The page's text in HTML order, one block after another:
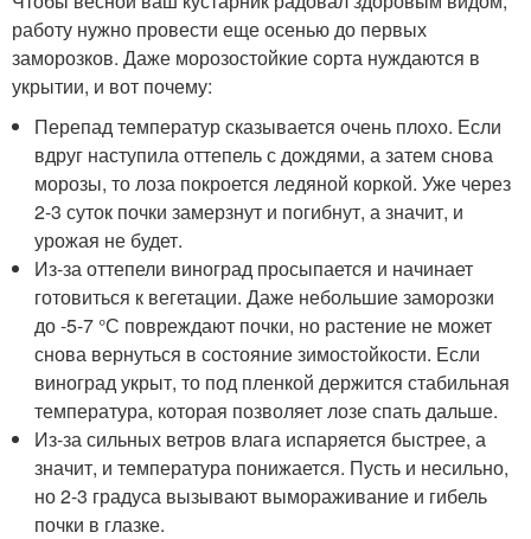
работу нужно провести еще осенью до первых
заморозков. Даже морозостойкие сорта нуждаются в
укрытии, и вот почему:
Перепад температур сказывается очень плохо. Если
вдруг наступила оттепель с дождями, а затем снова
морозы, то лоза покроется ледяной коркой. Уже через
2-3 суток почки замерзнут и погибнут, а значит, и
урожая не будет.
Из-за оттепели виноград просыпается и начинает
готовиться к вегетации. Даже небольшие заморозки
до -5-7 °С повреждают почки, но растение не может
снова вернуться в состояние зимостойкости. Если
виноград укрыт, то под пленкой держится стабильная
температура, которая позволяет лозе спать дальше.
Из-за сильных ветров влага испаряется быстрее, а
значит, и температура понижается. Пусть и несильно,
но 2-3 градуса вызывают вымораживание и гибель
почки в глазке.